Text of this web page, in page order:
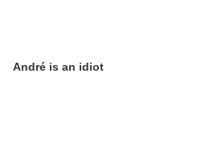
André is an idiot